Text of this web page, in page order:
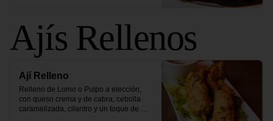
Ajís Rellenos
Ají Relleno
Relleno de Lomo o Pulpo a elección,
con queso crema y de cabra, cebolla
caramelizada, cilantro y un toque de